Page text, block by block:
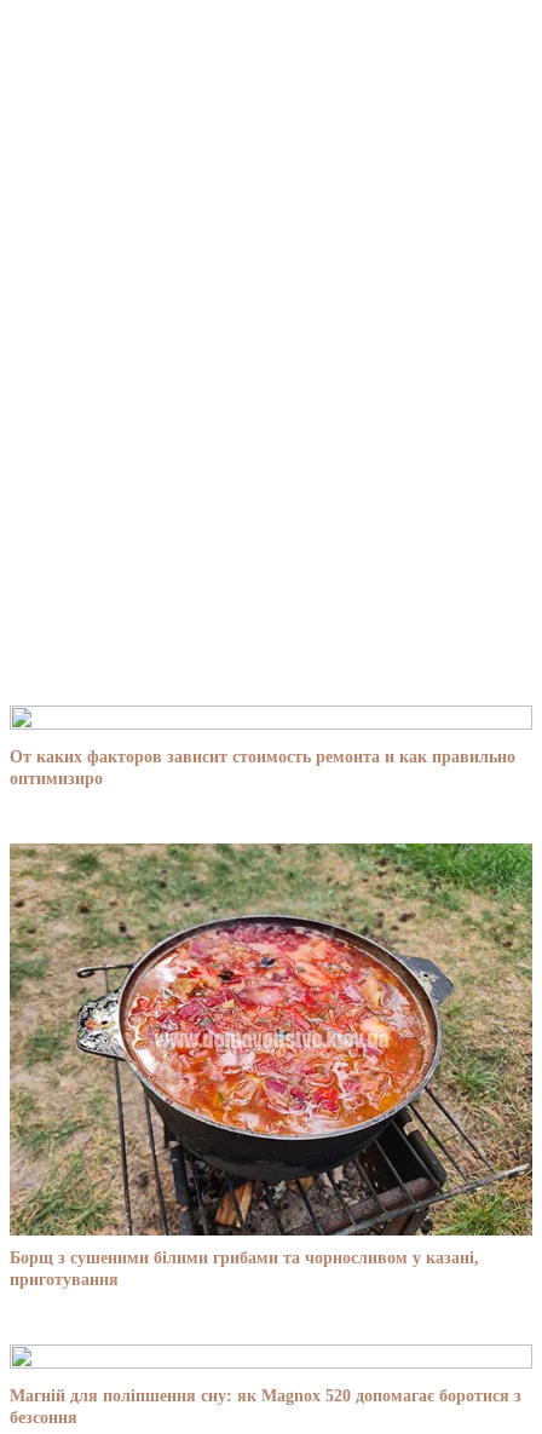
От каких факторов зависит стоимость ремонта и как правильно
оптимизиро
Борщ з сушеними білими грибами та чорносливом у казані,
приготування
Магній для поліпшення сну: як Magnox 520 допомагає боротися з
безсоння